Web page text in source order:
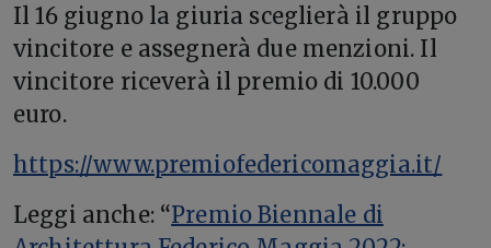
Il 16 giugno la giuria sceglierà il gruppo
vincitore e assegnerà due menzioni. Il
vincitore riceverà il premio di 10.000
euro.
https://www.premiofedericomaggia.it/
Leggi anche: “Premio Biennale di